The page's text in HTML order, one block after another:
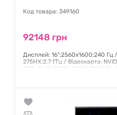
Код товара: 349160
92148 грн
Дисплей: 16";2560x1600;240
275HX;2,7 ГГц / Відеокарта:
ОЗП: 16 ГБ;DDR5 / SSD: 1000 ГБ